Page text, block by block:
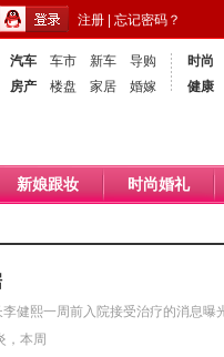
注册 忘记密码？
汽车 车市 新车
导购
房产
楼盘 家居 婚嫁
时尚
健康
新娘跟妆 时尚婚礼
熙一周前入院接受治疗的消息曝
，本周